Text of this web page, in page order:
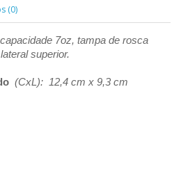
(0)
7oz, tampa de rosca
superior.
(CxL): 12,4 cm x 9,3 cm